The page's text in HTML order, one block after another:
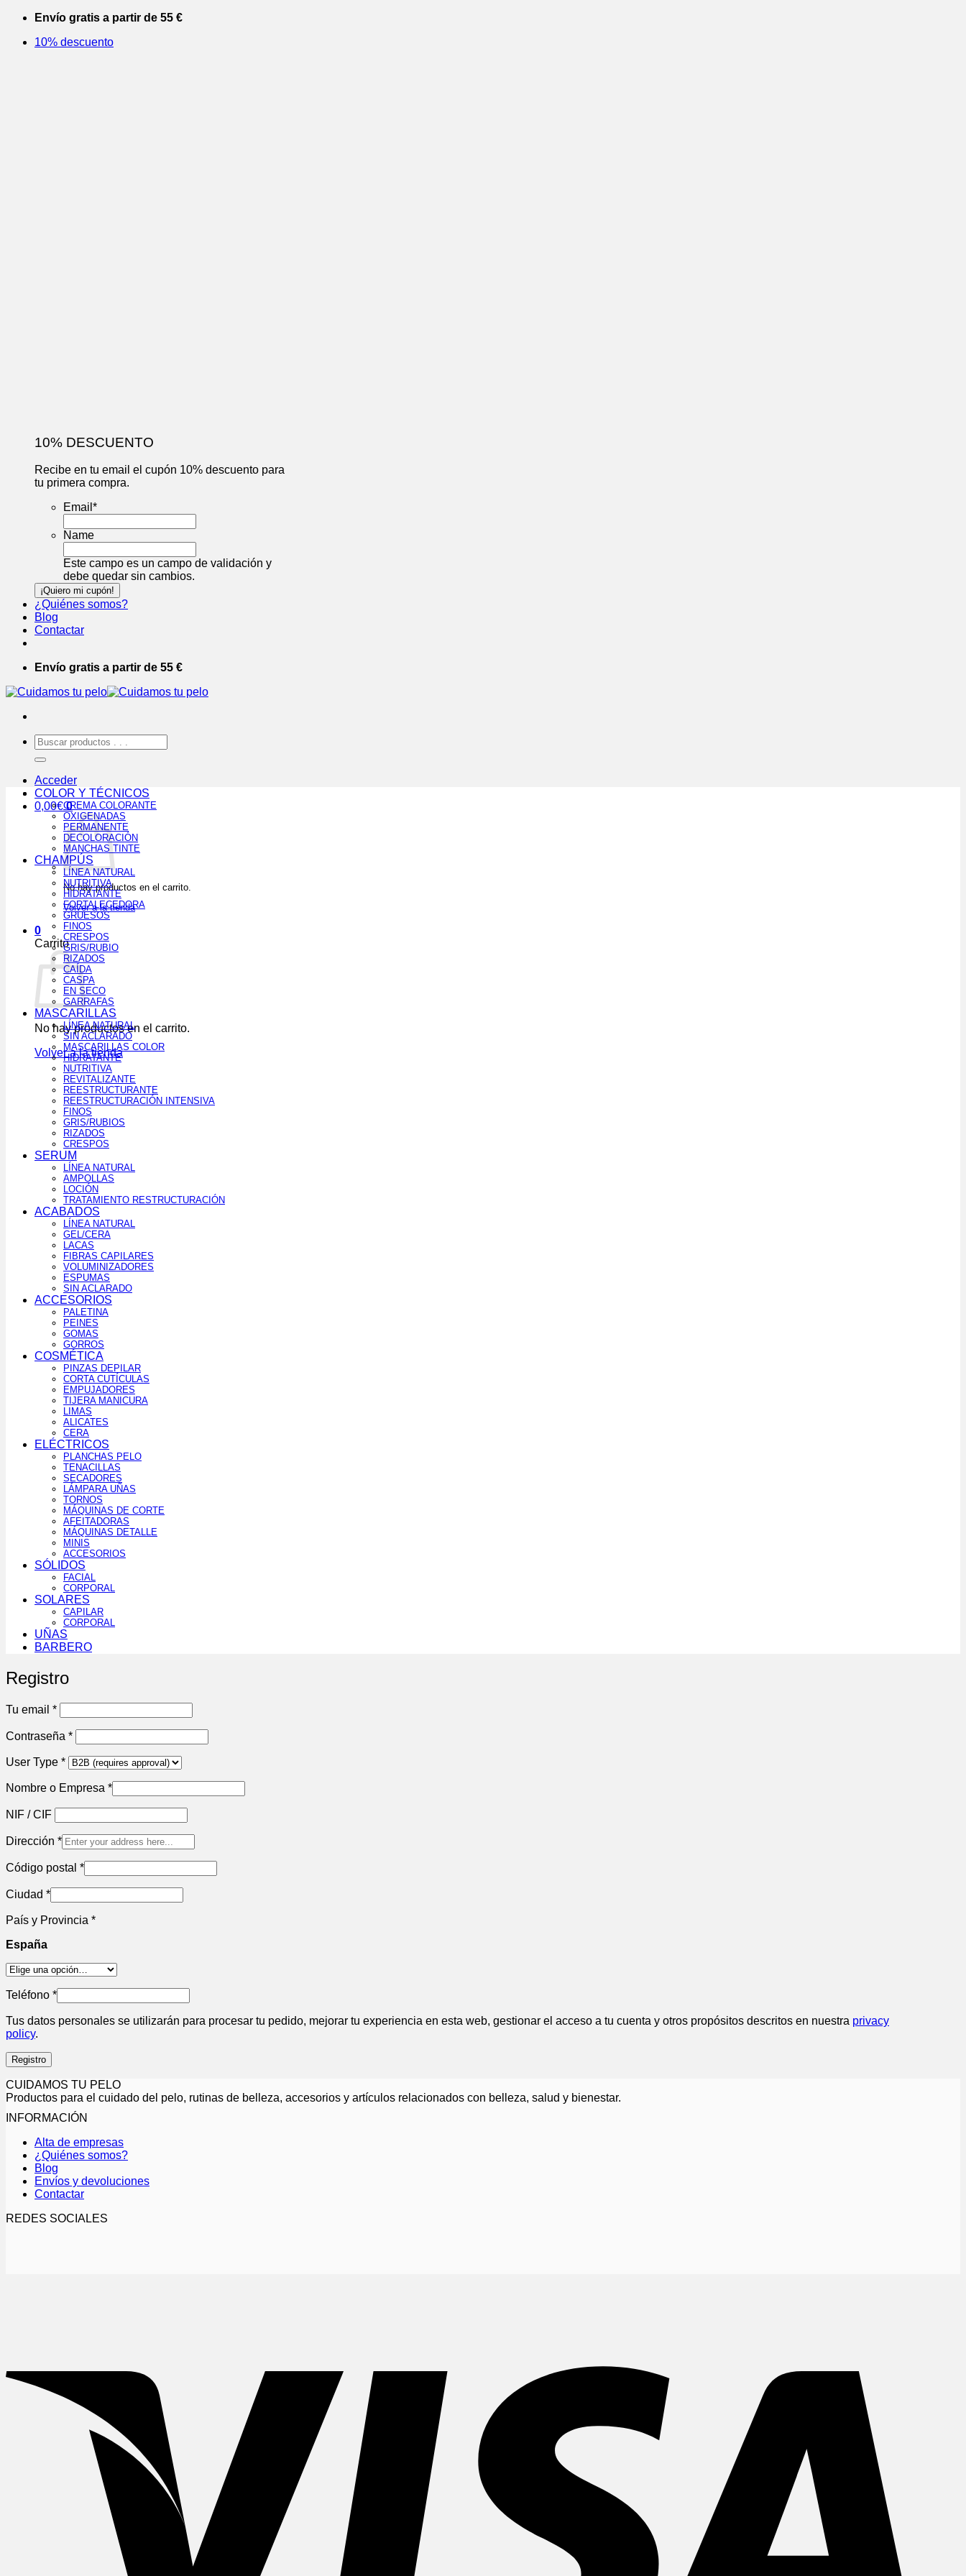
Saltar
contenido
Envío gratis a partir de 55 €
10% descuento
10% DESCUENTO
Recibe en tu email el cupón 10% descuento para
tu primera compra.
Email *
Name
Este campo es un campo de validación y
debe quedar sin cambios.
¿Quiénes somos?
Blog
Contactar
Envío gratis a partir de 55 €
Buscar
por:
Acceder
0,00€ 0
No hay productos en el carrito.
Volver a la tienda
0
Carrito
No hay productos en el carrito.
Volver a la tienda
COLOR Y TÉCNICOS
CREMA COLORANTE
OXIGENADAS
PERMANENTE
DECOLORACIÓN
MANCHAS TINTE
CHAMPÚS
LÍNEA NATURAL
NUTRITIVA
HIDRATANTE
FORTALECEDORA
GRUESOS
FINOS
CRESPOS
GRIS/RUBIO
RIZADOS
CAÍDA
CASPA
EN SECO
GARRAFAS
MASCARILLAS
LÍNEA NATURAL
SIN ACLARADO
MASCARILLAS COLOR
HIDRATANTE
NUTRITIVA
REVITALIZANTE
REESTRUCTURANTE
REESTRUCTURACIÓN INTENSIVA
FINOS
GRIS/RUBIOS
RIZADOS
CRESPOS
SERUM
LÍNEA NATURAL
AMPOLLAS
LOCIÓN
TRATAMIENTO RESTRUCTURACIÓN
ACABADOS
LÍNEA NATURAL
GEL/CERA
LACAS
FIBRAS CAPILARES
VOLUMINIZADORES
ESPUMAS
SIN ACLARADO
ACCESORIOS
PALETINA
PEINES
GOMAS
GORROS
COSMÉTICA
PINZAS DEPILAR
CORTA CUTÍCULAS
EMPUJADORES
TIJERA MANICURA
LIMAS
ALICATES
CERA
ELÉCTRICOS
PLANCHAS PELO
TENACILLAS
SECADORES
LÁMPARA UÑAS
TORNOS
MÁQUINAS DE CORTE
AFEITADORAS
MÁQUINAS DETALLE
MINIS
ACCESORIOS
SÓLIDOS
FACIAL
CORPORAL
SOLARES
CAPILAR
CORPORAL
UÑAS
BARBERO
Registro
Tu email *
Contraseña *
User Type *
Nombre o Empresa *
NIF / CIF
Dirección *
Código postal *
Ciudad *
País y Provincia *
España
Teléfono *
Tus datos personales se utilizarán para procesar tu pedido, mejorar tu experiencia en esta web, gestionar el acceso a tu cuenta y otros propósitos descritos en nuestra privacy
policy.
Registro
CUIDAMOS TU PELO
Productos para el cuidado del pelo, rutinas de belleza, accesorios y artículos relacionados con belleza, salud y bienestar.
INFORMACIÓN
Alta de empresas
¿Quiénes somos?
Blog
Envíos y devoluciones
Contactar
REDES SOCIALES